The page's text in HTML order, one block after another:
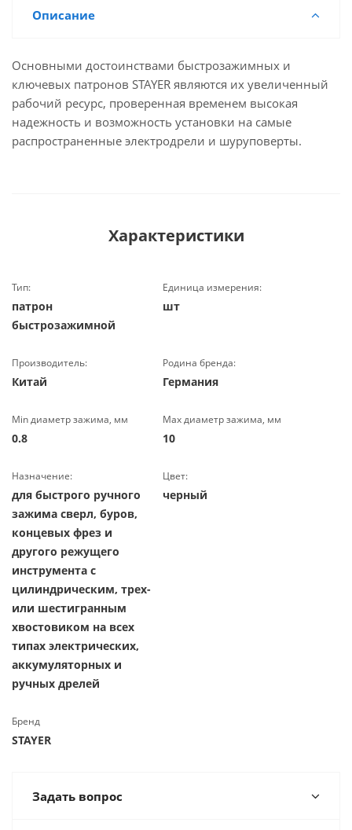
Описание
Основными достоинствами быстрозажимных и
ключевых патронов STAYER являются их увеличенный
рабочий ресурс, проверенная временем высокая
надежность и возможность установки на самые
распространенные электродрели и шуруповерты.
Характеристики
Тип:
патрон
быстрозажимной
Единица измерения:
шт
Производитель:
Китай
Родина бренда:
Германия
Min диаметр зажима, мм
0.8
Max диаметр зажима, мм
10
Назначение:
для быстрого ручного
зажима сверл, буров,
концевых фрез и
другого режущего
инструмента с
цилиндрическим, трех-
или шестигранным
хвостовиком на всех
типах электрических,
аккумуляторных и
ручных дрелей
Цвет:
черный
Бренд
STAYER
Задать вопрос